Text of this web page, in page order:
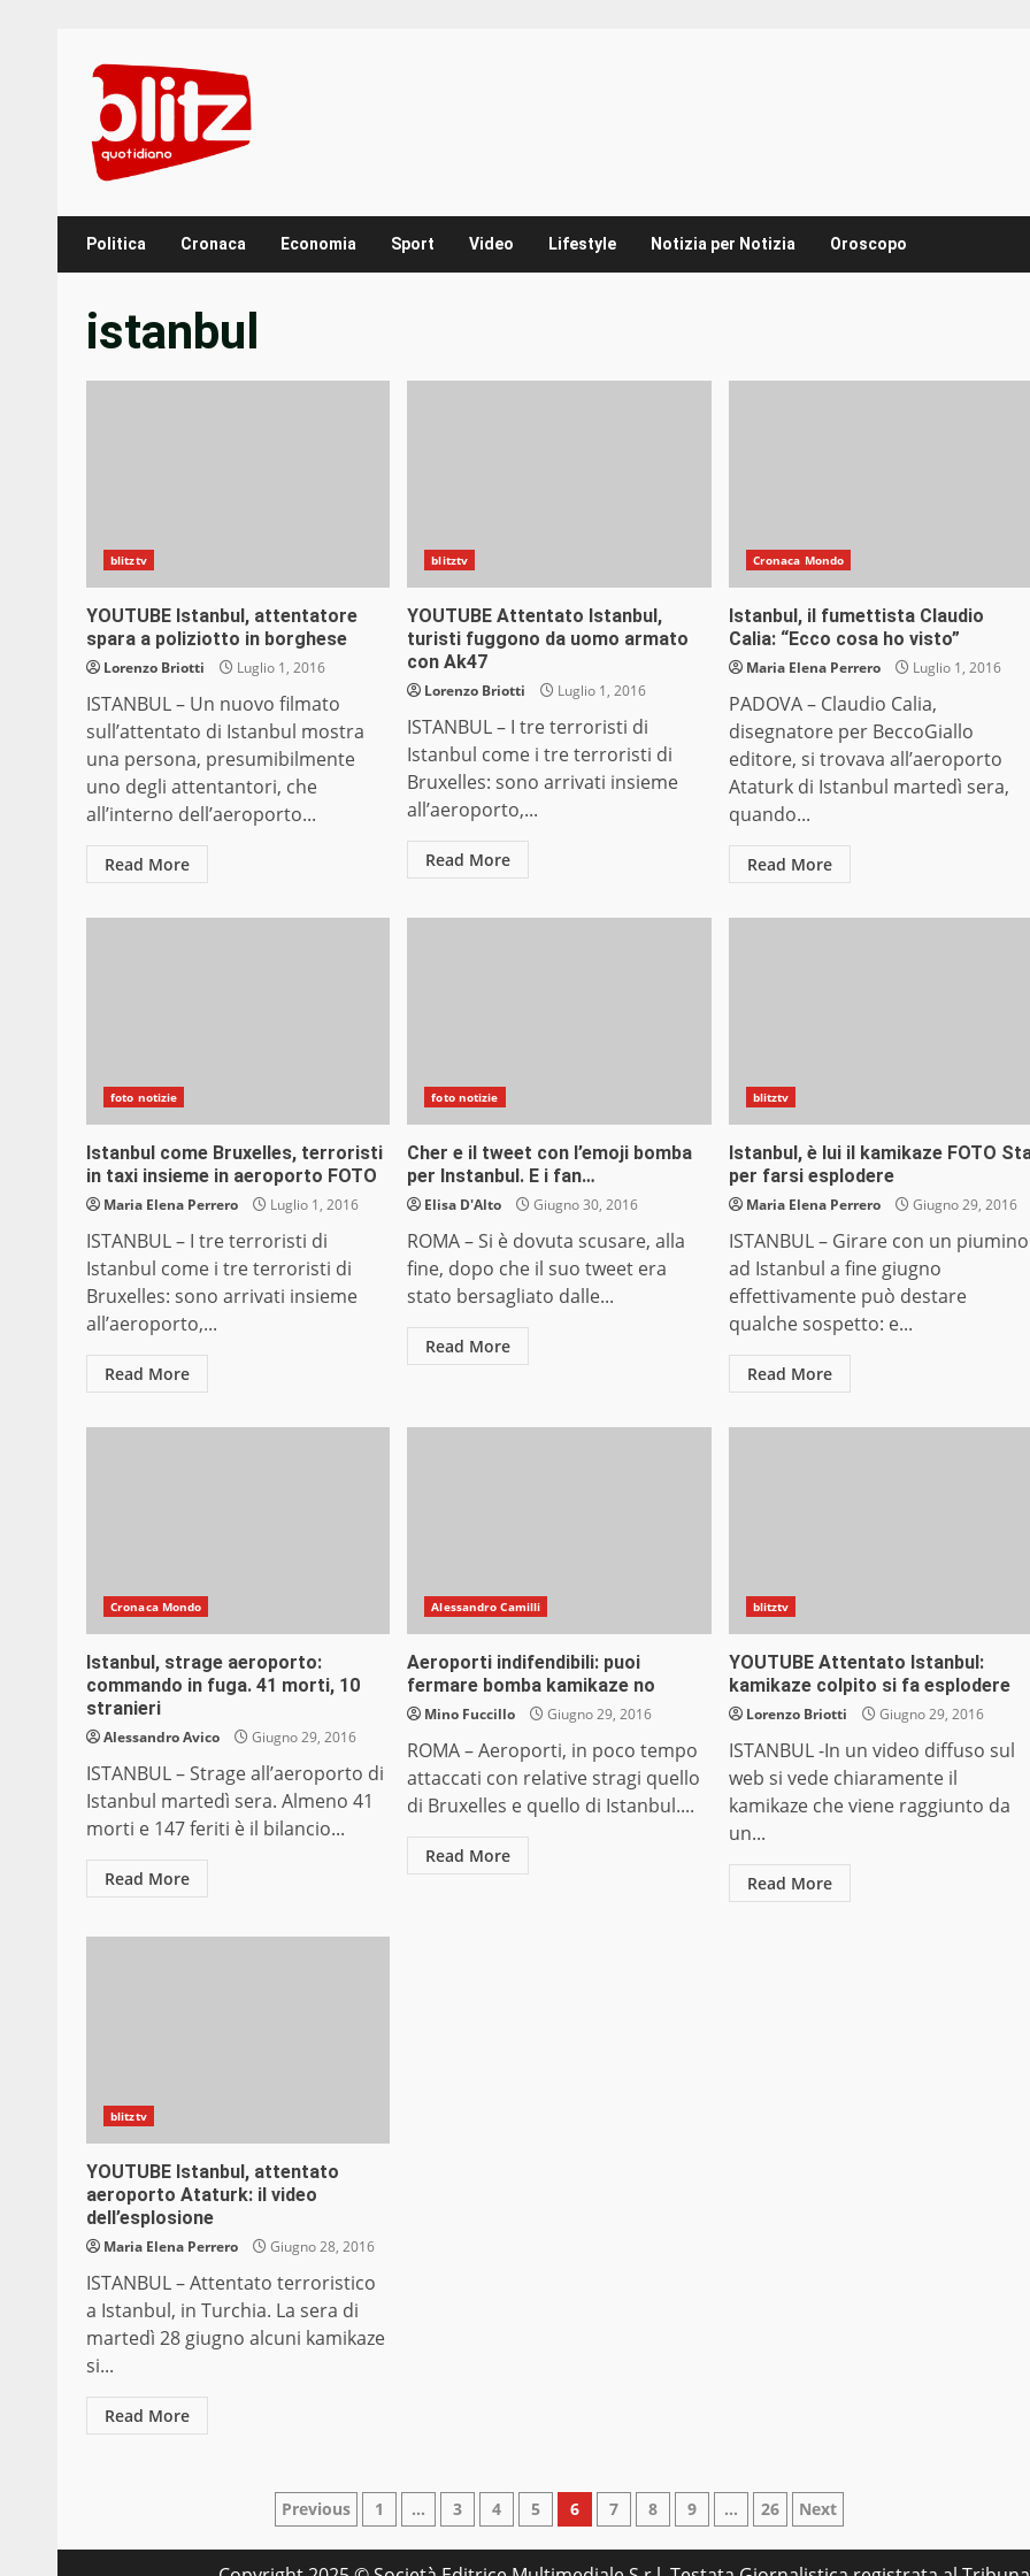
content
Politica Cronaca Economia Sport Video Lifestyle Notizia per Notizia Oroscopo
istanbul
blitztv
YOUTUBE Istanbul, attentatore
spara a poliziotto in borghese
Lorenzo Briotti Luglio 1, 2016
ISTANBUL – Un nuovo filmato
sull’attentato di Istanbul mostra
una persona, presumibilmente
uno degli attentantori, che
all’interno dell’aeroporto...
Read More
blitztv
YOUTUBE Attentato Istanbul,
turisti fuggono da uomo armato
con Ak47
Lorenzo Briotti Luglio 1, 2016
ISTANBUL – I tre terroristi di
Istanbul come i tre terroristi di
Bruxelles: sono arrivati insieme
all’aeroporto,...
Read More
Cronaca Mondo
Istanbul, il fumettista Claudio
Calia: “Ecco cosa ho visto”
Maria Elena Perrero Luglio 1, 2016
PADOVA – Claudio Calia,
disegnatore per BeccoGiallo
editore, si trovava all’aeroporto
Ataturk di Istanbul martedì sera,
quando...
Read More
foto notizie
Istanbul come Bruxelles, terroristi
in taxi insieme in aeroporto FOTO
Maria Elena Perrero Luglio 1, 2016
ISTANBUL – I tre terroristi di
Istanbul come i tre terroristi di
Bruxelles: sono arrivati insieme
all’aeroporto,...
Read More
foto notizie
Cher e il tweet con l’emoji bomba
per Instanbul. E i fan…
Elisa D'Alto Giugno 30, 2016
ROMA – Si è dovuta scusare, alla
fine, dopo che il suo tweet era
stato bersagliato dalle...
Read More
blitztv
Istanbul, è lui il kamikaze FOTO
per farsi esplodere
Maria Elena Perrero Giugno 29, 2016
ISTANBUL – Girare con un piumino
ad Istanbul a fine giugno
effettivamente può destare
qualche sospetto: e...
Read More
Cronaca Mondo
Istanbul, strage aeroporto:
commando in fuga. 41 morti, 10
stranieri
Alessandro Avico Giugno 29, 2016
ISTANBUL – Strage all’aeroporto di
Istanbul martedì sera. Almeno 41
morti e 147 feriti è il bilancio...
Read More
Alessandro Camilli
Aeroporti indifendibili: puoi
fermare bomba kamikaze no
Mino Fuccillo Giugno 29, 2016
ROMA – Aeroporti, in poco tempo
attaccati con relative stragi quello
di Bruxelles e quello di Istanbul....
Read More
blitztv
YOUTUBE Attentato Istanbul:
kamikaze colpito si fa esplodere
Lorenzo Briotti Giugno 29, 2016
ISTANBUL -In un video diffuso sul
web si vede chiaramente il
kamikaze che viene raggiunto da
un...
Read More
blitztv
YOUTUBE Istanbul, attentato
aeroporto Ataturk: il video
dell’esplosione
Maria Elena Perrero Giugno 28, 2016
ISTANBUL – Attentato terroristico
a Istanbul, in Turchia. La sera di
martedì 28 giugno alcuni kamikaze
si...
Read More
Paginazione
degli
Previous 1 … 3 4 5 6 7 8 9 … 26 Next